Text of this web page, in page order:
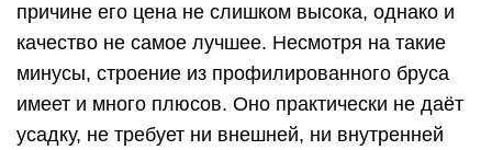
причине его цена не слишком высока, однако и
качество не самое лучшее. Несмотря на такие
минусы, строение из профилированного бруса
имеет и много плюсов. Оно практически не даёт
усадку, не требует ни внешней, ни внутренней